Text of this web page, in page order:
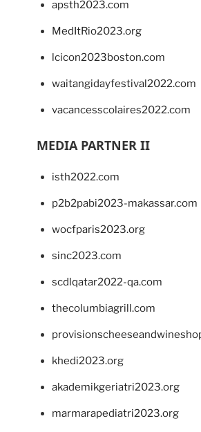
apsth2023.com
MedItRio2023.org
lcicon2023boston.com
waitangidayfestival2022.com
vacancesscolaires2022.com
MEDIA PARTNER II
isth2022.com
p2b2pabi2023-makassar.com
wocfparis2023.org
sinc2023.com
scdlqatar2022-qa.com
thecolumbiagrill.com
khedi2023.org
akademikgeriatri2023.org
marmarapediatri2023.org